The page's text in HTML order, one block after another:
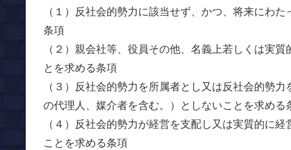
（１）反社会的勢力に該当せず、かつ、将来にわ
条項
（２）親会社等、役員その他、名義上若しくは実
とを求める条項
（３）反社会的勢力を所属者とし又は反社会的勢
の代理人、媒介者を含む。）としないことを求める
（４）反社会的勢力が経営を支配し又は実質的に
ことを求める条項